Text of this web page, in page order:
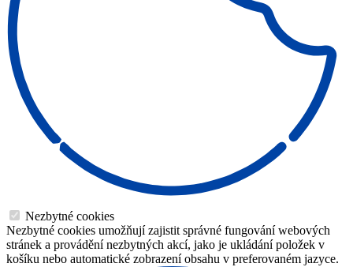
Nezbytné cookies
Nezbytné cookies umožňují zajistit správné fungování webových
stránek a provádění nezbytných akcí, jako je ukládání položek v
košíku nebo automatické zobrazení obsahu v preferovaném jazyce.